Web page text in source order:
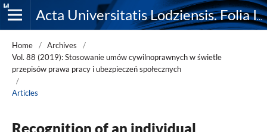
Acta Universitatis Lodziensis. Folia Iuridica
Home / Archives
/
Vol. 88 (2019): Stosowanie umów cywilnoprawnych w świetle
przepisów prawa pracy i ubezpieczeń społecznych
/
Articles
Recognition of an individual